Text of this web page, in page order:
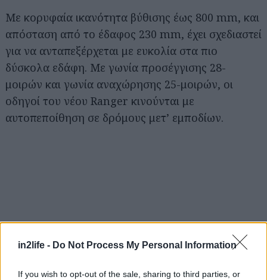
in2life - Do Not Process My Personal Information
If you wish to opt-out of the sale, sharing to third parties, or
Με κορυφαία ικανότητα βύθισης έως 800 mm, και
απόσταση από το έδαφος 230 mm, έχει σχεδιαστεί
για να ανταπεξέρχεται με ευκολία στα πιο
δύσκολα εδάφη. Με γωνία προσέγγισης 28-
μοιρών και γωνία αναχώρησης 25-μοιρών, οι
οδηγοί του νέου Ranger κινούνται με
αυτοπεποίθηση σε δρόμους μετ’ εμποδίων.